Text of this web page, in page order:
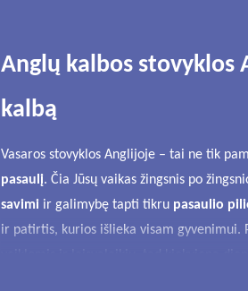
Anglų kalbos stovyklos
kalbą
Vasaros stovyklos Anglijoje – tai ne tik
pasaulį. Čia Jūsų vaikas žingsnis po
savimi ir galimybę tapti tikru pasaulio
ir patirtis, kurios išlieka visam gyvenimui.